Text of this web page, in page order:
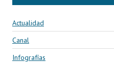
Actualidad
Canal
Infografías